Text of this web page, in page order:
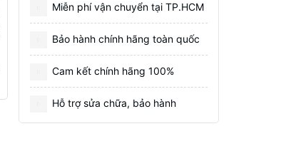
Miễn phí vận chuyển tại TP.HCM
Bảo hành chính hãng toàn quốc
Cam kết chính hãng 100%
Hỗ trợ sửa chữa, bảo hành